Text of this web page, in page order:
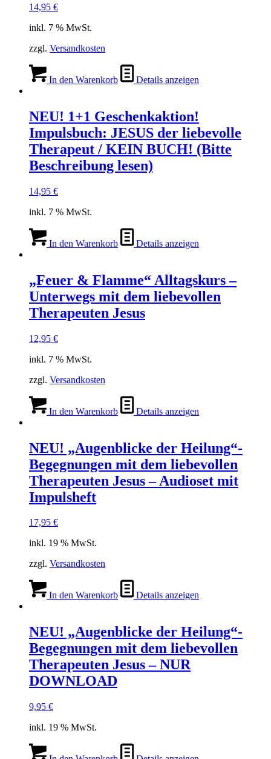
14,95 €
inkl. 7 % MwSt.
zzgl. Versandkosten
In den Warenkorb Details anzeigen
NEU! 1+1 Geschenkaktion!
Impulsbuch: JESUS der liebevolle
Therapeut / KEIN BUCH! (Bitte
Beschreibung lesen)
14,95 €
inkl. 7 % MwSt.
In den Warenkorb Details anzeigen
„Feuer & Flamme“ Alltagskurs –
Unterwegs mit dem liebevollen
Therapeuten Jesus
12,95 €
inkl. 7 % MwSt.
zzgl. Versandkosten
In den Warenkorb Details anzeigen
NEU! „Augenblicke der Heilung“-
Begegnungen mit dem liebevollen
Therapeuten Jesus – Audioset mit
Impulsheft
17,95 €
inkl. 19 % MwSt.
zzgl. Versandkosten
In den Warenkorb Details anzeigen
NEU! „Augenblicke der Heilung“-
Begegnungen mit dem liebevollen
Therapeuten Jesus – NUR
DOWNLOAD
9,95 €
inkl. 19 % MwSt.